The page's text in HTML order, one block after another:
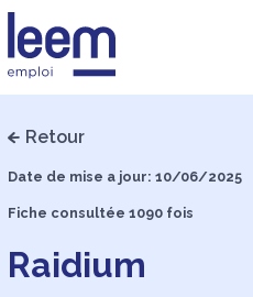
Retour
Date de mise a jour: 10/06/2025
Fiche consultée 1090 fois
Raidium